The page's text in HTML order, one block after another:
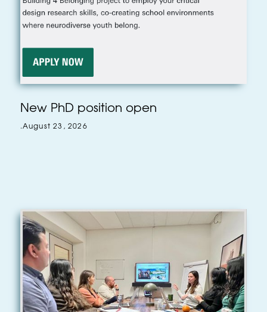
New PhD position open
.August 23, 2026